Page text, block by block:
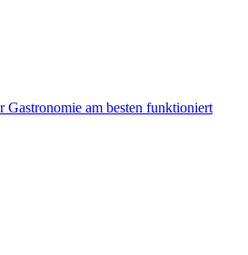
am besten funktioniert